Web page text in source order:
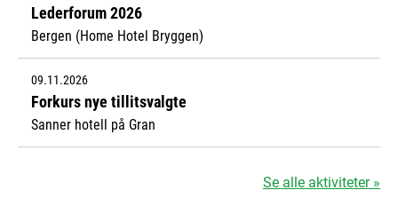
Lederforum 2026
Bergen (Home Hotel Bryggen)
09.11.2026
Forkurs nye tillitsvalgte
Sanner hotell på Gran
Se alle aktiviteter »